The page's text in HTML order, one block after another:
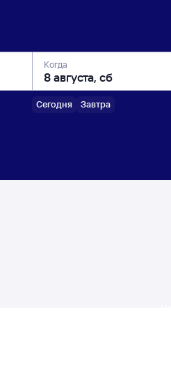
Когда
Сегодня Завтра